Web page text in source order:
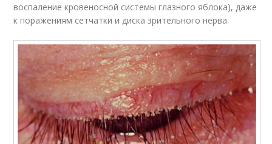
воспаление кровеносной системы глазного яблока), даже
к поражениям сетчатки и диска зрительного нерва.